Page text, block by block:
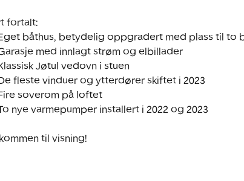
nye varmepumper installert i 2022 og 2023
til visning!